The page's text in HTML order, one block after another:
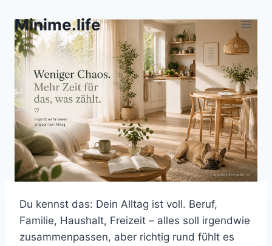
Inhalt
springen
Minime.life
Du kennst das: Dein Alltag ist voll. Beruf,
Familie, Haushalt, Freizeit – alles soll irgendwie
zusammenpassen, aber richtig rund fühlt es